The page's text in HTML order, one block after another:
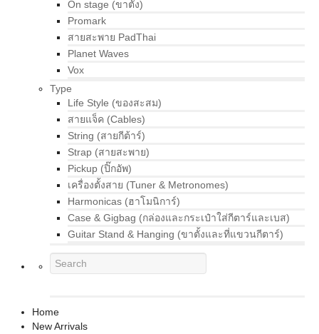
On stage (ขาตั้ง)
Promark
สายสะพาย PadThai
Planet Waves
Vox
Type
Life Style (ของสะสม)
สายแจ็ค (Cables)
String (สายกีต้าร์)
Strap (สายสะพาย)
Pickup (ปิ๊กอัพ)
เครื่องตั้งสาย (Tuner & Metronomes)
Harmonicas (ฮาโมนิการ์)
Case & Gigbag (กล่องและกระเป๋าใส่กีตาร์และเบส)
Guitar Stand & Hanging (ขาตั้งและที่แขวนกีตาร์)
Home
New Arrivals